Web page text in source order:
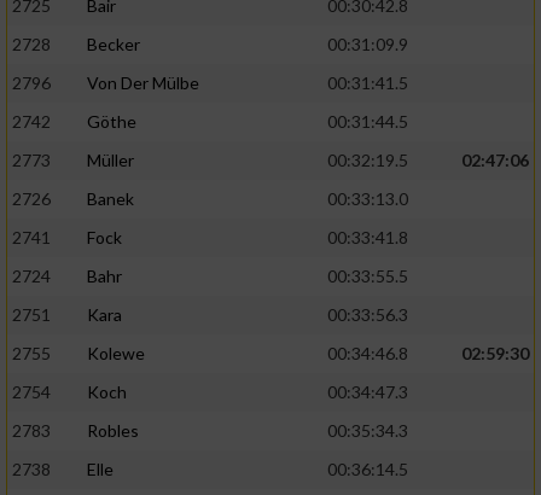
2725 Bair
00:30:42.8
2728
Becker
00:31:09.9
2796
Von Der Mülbe
00:31:41.5
2742
Göthe
00:31:44.5
2773
Müller 00:32:19.5
02:47:06
2726
Banek
00:33:13.0
2741
Fock
00:33:41.8
2724
Bahr
00:33:55.5
2751
Kara
00:33:56.3
2755
Kolewe 00:34:46.8
02:59:30
2754
Koch
00:34:47.3
2783
Robles
00:35:34.3
2738
Elle
00:36:14.5